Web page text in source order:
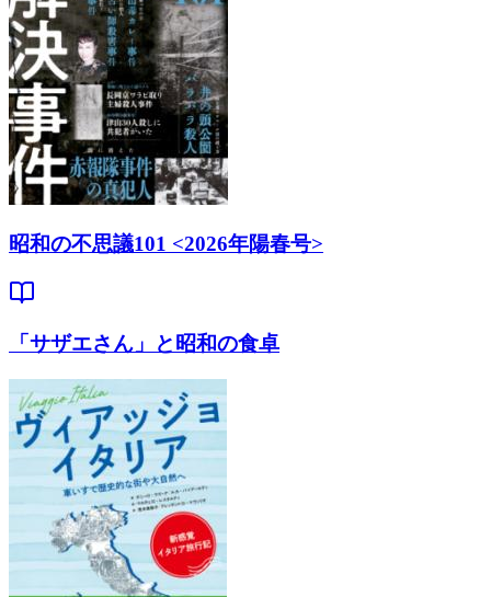
昭和の不思議101 <2026年陽春号>
「サザエさん」と昭和の食卓